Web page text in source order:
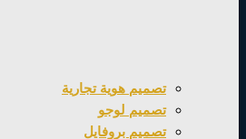
تصميم هوية تجارية
تصميم لوجو
تصميم بروفايل